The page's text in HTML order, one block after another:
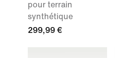
pour terrain
synthétique
299,99 €